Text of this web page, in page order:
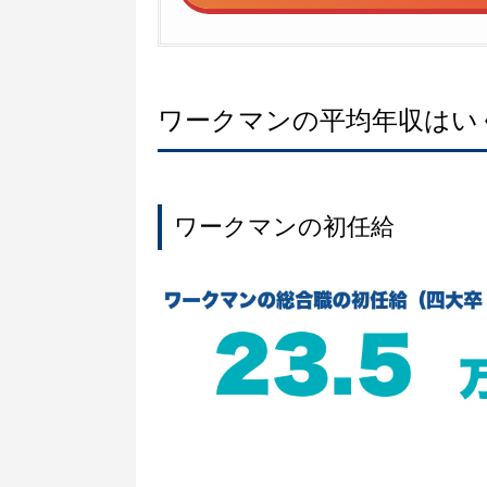
ワークマンの平均年収はい
ワークマンの初任給